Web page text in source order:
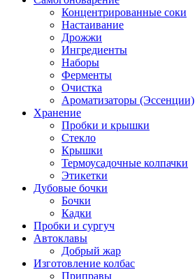
Концентрированные соки
Настаивание
Дрожжи
Ингредиенты
Наборы
Ферменты
Очистка
Ароматизаторы (Эссенции)
Хранение
Пробки и крышки
Стекло
Крышки
Термоусадочные колпачки
Этикетки
Дубовые бочки
Бочки
Кадки
Пробки и сургуч
Автоклавы
Добрый жар
Изготовление колбас
Приправы